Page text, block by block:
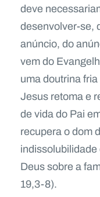
deve
desenvolver-se,
anúncio, do
vem do
uma doutrina
Jesus retoma e
de vida do Pai
recupera o dom
Deus sobre a
19,3-8).